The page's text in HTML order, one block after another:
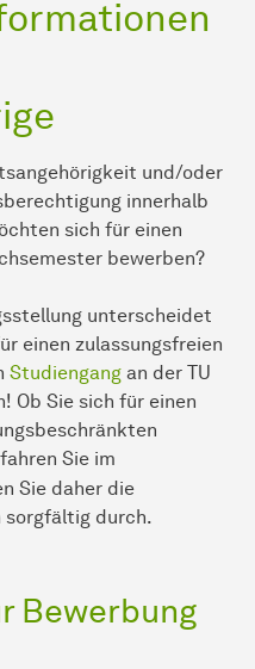
und/oder
innerhalb
sich für einen
bewerben?
unterscheidet
einen zulassungsfreien
Studiengang an der TU
Ob Sie sich für einen
Sie im
Sie daher die
sorgfältig durch.
Bewerbung